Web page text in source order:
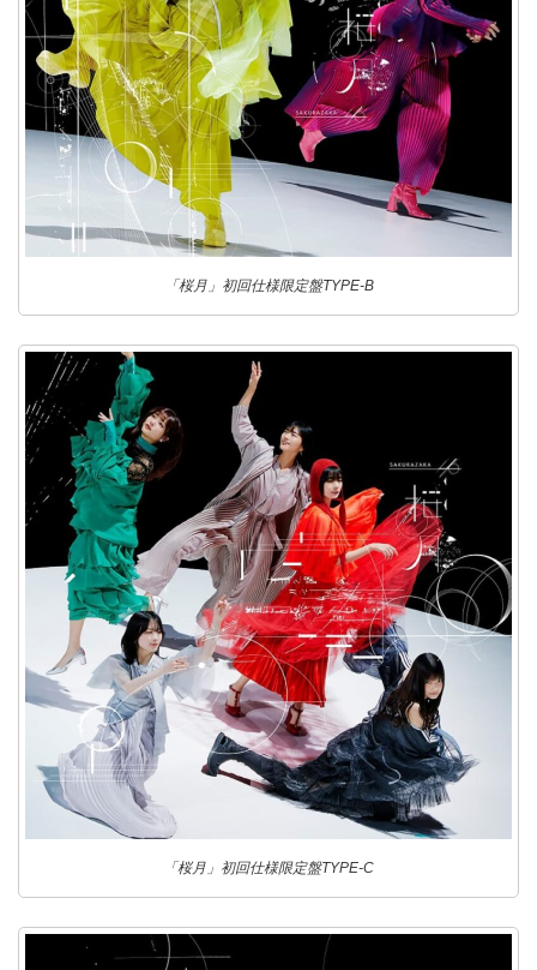
「桜月」初回仕様限定盤TYPE-B
「桜月」初回仕様限定盤TYPE-C